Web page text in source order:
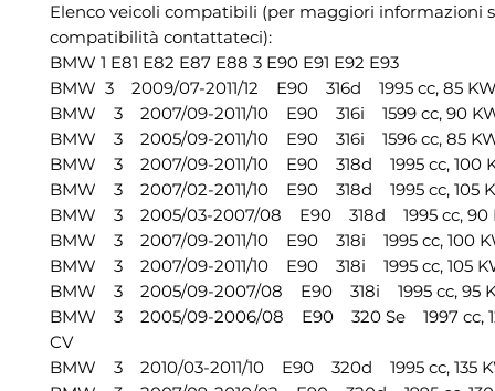
Elenco veicoli compatibili (per maggiori informazioni
compatibilità contattateci):
BMW 1 E81 E82 E87 E88 3 E90 E91 E92 E93
BMW 3 2009/07-2011/12 E90 316d 1995 cc, 85 KW,
BMW 3 2007/09-2011/10 E90 316i 1599 cc, 90
BMW 3 2005/09-2011/10 E90 316i 1596 cc, 85 KW,
BMW 3 2007/09-2011/10 E90 318d 1995 cc, 100
BMW 3 2007/02-2011/10 E90 318d 1995 cc, 105
BMW 3 2005/03-2007/08 E90 318d 1995 cc, 90
BMW 3 2007/09-2011/10 E90 318i 1995 cc, 100
BMW 3 2007/09-2011/10 E90 318i 1995 cc, 105
BMW 3 2005/09-2007/08 E90 318i 1995 cc, 95
BMW 3 2005/09-2006/08 E90 320 Se 1997 cc,
CV
BMW 3 2010/03-2011/10 E90 320d 1995 cc, 135